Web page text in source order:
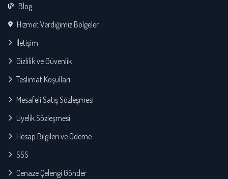
Blog
Hizmet Verdiğimiz Bölgeler
İletişim
Gizlilik ve Güvenlik
Teslimat Koşulları
Mesafeli Satış Sözleşmesi
Üyelik Sözleşmesi
Hesap Bilgileri ve Ödeme
SSS
Cenaze Çelengi Gönder